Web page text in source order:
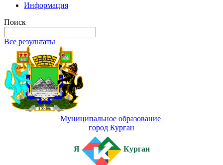
Информация
Поиск
Все результаты
Муниципальное образование
город Курган
Я Курган